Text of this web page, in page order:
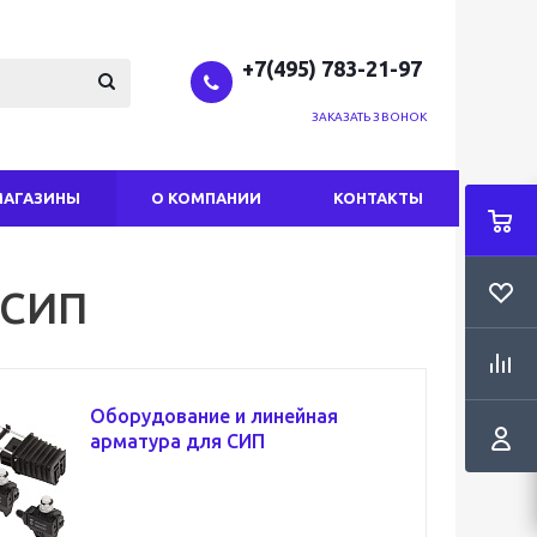
+7(495) 783-21-97
ЗАКАЗАТЬ ЗВОНОК
О КОМПАНИИ КОНТАКТЫ
Оборудование и линейная
арматура для СИП